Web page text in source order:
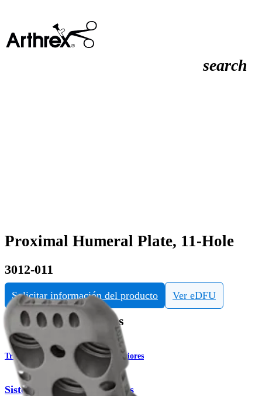
search
Proximal Humeral Plate, 11-Hole
3012-011
Solicitar información del producto Ver eDFU
Páginas Relacionadas
Traumatismo - Extremidades inferiores
Sistema de placas humerales